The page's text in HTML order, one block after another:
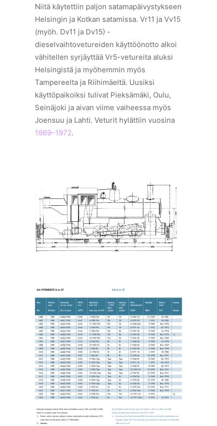
Niitä käytettiin paljon satamapäivystykseen
Helsingin ja Kotkan satamissa. Vr11 ja Vv15
(myöh. Dv11 ja Dv15) -
dieselvaihtovetureiden käyttöönotto alkoi
vähitellen syrjäyttää Vr5-vetureita aluksi
Helsingistä ja myöhemmin myös
Tampereelta ja Riihimäeltä. Uusiksi
käyttöpaikoiksi tulivat Pieksämäki, Oulu,
Seinäjoki ja aivan viime vaiheessa myös
Joensuu ja Lahti. Veturit hylättiin vuosina
1969–1972.